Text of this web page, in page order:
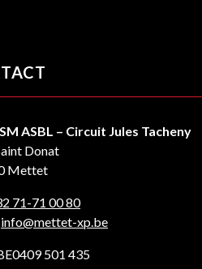
ASBL – Circuit Jules Tacheny
Donat
Mettet
71-71 00 80
info@mettet-xp.be
501 435